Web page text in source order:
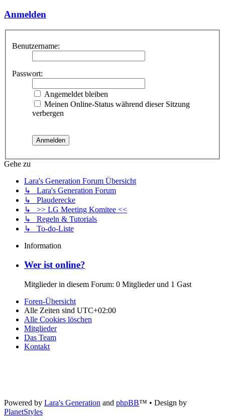
Anmelden
Benutzername:
Passwort:
Angemeldet bleiben
Meinen Online-Status während dieser Sitzung
verbergen
Gehe zu
Lara's Generation Forum Übersicht
↳ Lara's Generation Forum
↳ Plauderecke
↳ >> LG Meeting Komitee <<
↳ Regeln & Tutorials
↳ To-do-Liste
Information
Wer ist online?
Mitglieder in diesem Forum: 0 Mitglieder und 1 Gast
Foren-Übersicht
Alle Zeiten sind UTC+02:00
Alle Cookies löschen
Mitglieder
Das Team
Kontakt
Powered by Lara's Generation and phpBB™ • Design by
PlanetStyles